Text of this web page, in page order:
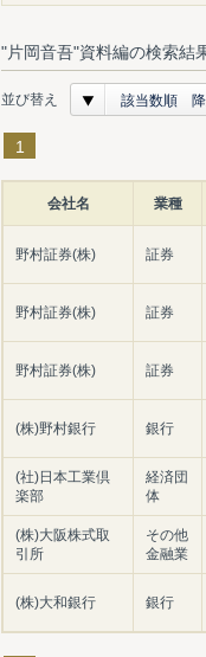
"片岡音吾"資料編の検索
並び替え 該当数順
1
会社名 業種
野村証券(株) 証券
野村証券(株) 証券
野村証券(株) 証券
(株)野村銀行 銀行
(社)日本工業倶
楽部
経済団
体
(株)大阪株式取
引所
その他
金融業
(株)大和銀行 銀行